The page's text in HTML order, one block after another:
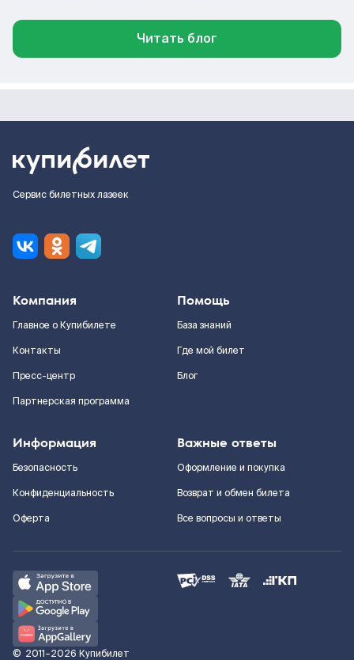
Читать блог
Сервис билетных лазеек
Компания
Главное о Купибилете
Контакты
Пресс-центр
Партнерская программа
Помощь
База знаний
Где мой билет
Блог
Информация
Безопасность
Конфиденциальность
Оферта
Важные ответы
Оформление и покупка
Возврат и обмен билета
Все вопросы и ответы
© 2011–2026 Купибилет